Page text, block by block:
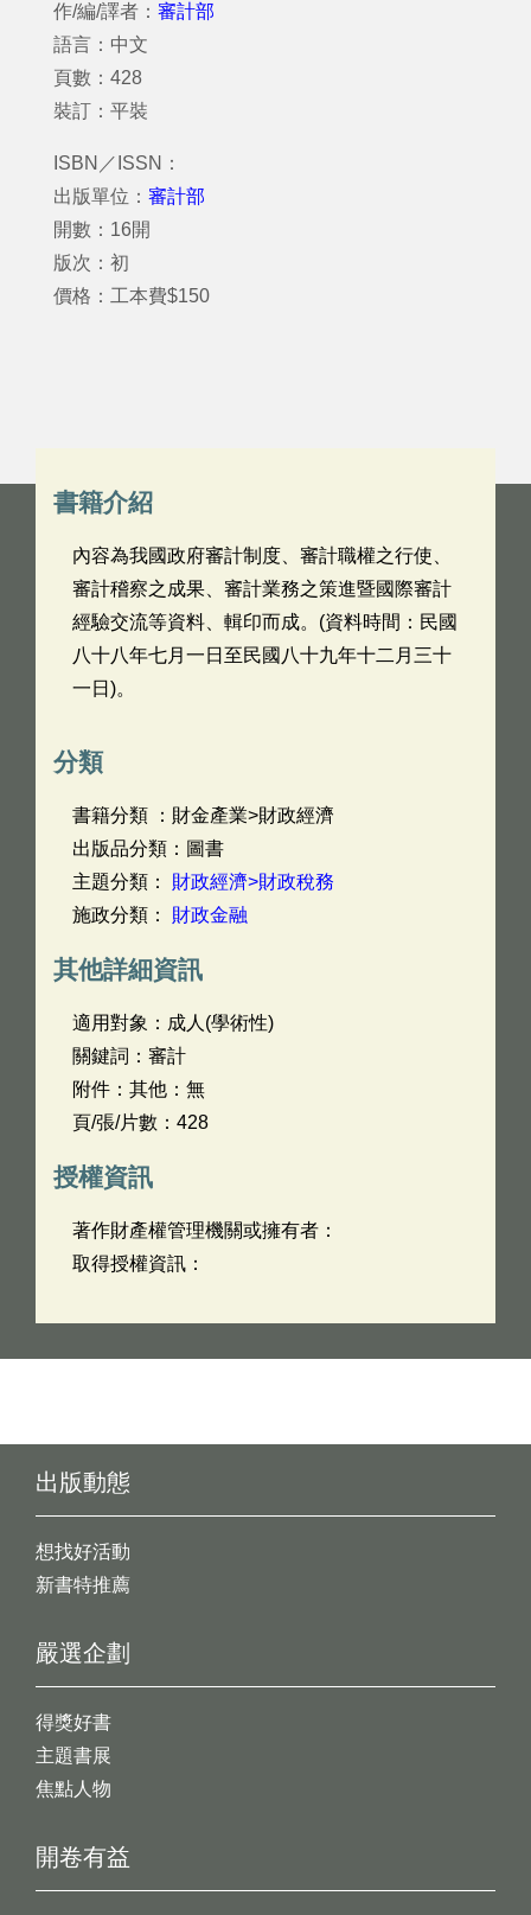
作/編/譯者： 審計部
語言：中文
頁數：428
裝訂：平裝
ISBN／ISSN：
出版單位： 審計部
開數：16開
版次：初
價格：工本費$150
書籍介紹
內容為我國政府審計制度、審計職權之行使、
審計稽察之成果、審計業務之策進暨國際審計
經驗交流等資料、輯印而成。(資料時間：民國
八十八年七月一日至民國八十九年十二月三十
一日)。
分類
書籍分類 ：財金產業>財政經濟
出版品分類：圖書
主題分類： 財政經濟>財政稅務
施政分類： 財政金融
其他詳細資訊
適用對象：成人(學術性)
關鍵詞：審計
附件：其他：無
頁/張/片數：428
授權資訊
著作財產權管理機關或擁有者：
取得授權資訊：
出版動態
想找好活動
新書特推薦
開卷有益
嚴選企劃
得獎好書
主題書展
焦點人物